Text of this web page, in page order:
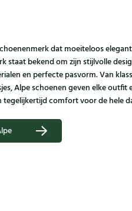
dat moeiteloos
staat bekend om zijn stijlvolle
en perfecte pasvorm. Van
Alpe schoenen geven elke outfit
tegelijkertijd comfort voor de hele